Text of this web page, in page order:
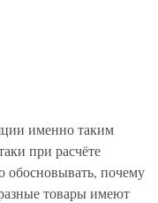
именно таким
при расчёте
обосновывать, почему
товары имеют